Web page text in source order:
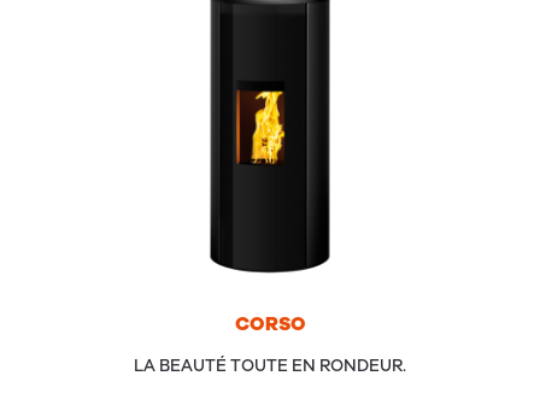
COR­SO
LA BEAUTÉ TOUTE EN RONDEUR.